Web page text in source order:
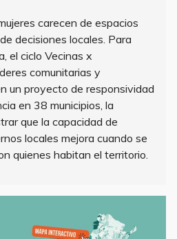
carecen de espacios
decisiones locales. Para
el ciclo Vecinas x
comunitarias y
un proyecto de responsividad
en 38 municipios, la
que la capacidad de
locales mejora cuando se
quienes habitan el territorio.